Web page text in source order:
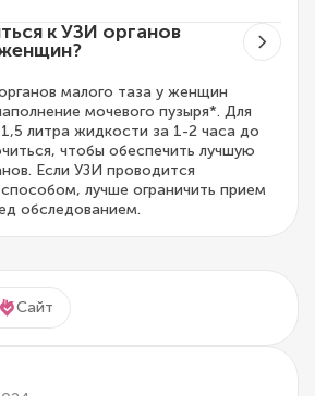
к УЗИ органов
малого таза у женщин
мочевого пузыря*. Для
литра жидкости за 1-2 часа до
чтобы обеспечить лучшую
Если УЗИ проводится
лучше ограничить прием
обследованием.
Сайт